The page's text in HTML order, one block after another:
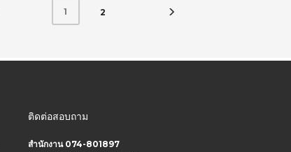
1 2
ติดต่อสอบถาม
สำนักงาน 074-801897